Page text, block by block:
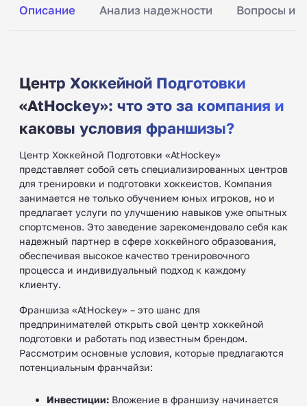
Описание Анализ надежности Вопросы и
Центр Хоккейной Подготовки
«AtHockey»: что это за компания и
каковы условия франшизы?
Центр Хоккейной Подготовки «AtHockey»
представляет собой сеть специализированных центров
для тренировки и подготовки хоккеистов. Компания
занимается не только обучением юных игроков, но и
предлагает услуги по улучшению навыков уже опытных
спортсменов. Это заведение зарекомендовало себя как
надежный партнер в сфере хоккейного образования,
обеспечивая высокое качество тренировочного
процесса и индивидуальный подход к каждому
клиенту.
Франшиза «AtHockey» – это шанс для
предпринимателей открыть свой центр хоккейной
подготовки и работать под известным брендом.
Рассмотрим основные условия, которые предлагаются
потенциальным франчайзи:
Инвестиции: Вложение в франшизу начинается